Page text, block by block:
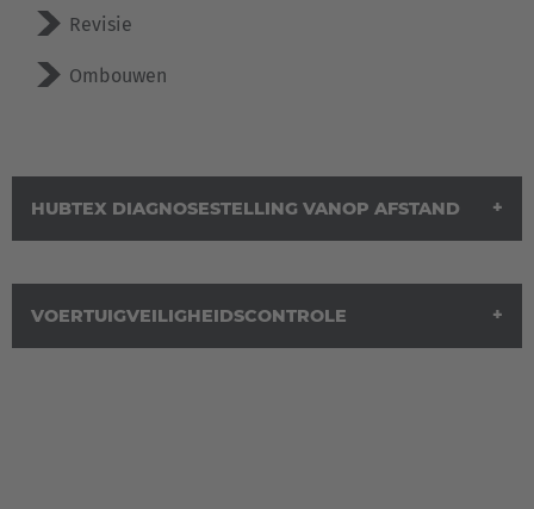
Deutschland
France
Français
Revisie
Ombouwen
HUBTEX DIAGNOSESTELLING VANOP AFSTAND
VOERTUIGVEILIGHEIDSCONTROLE